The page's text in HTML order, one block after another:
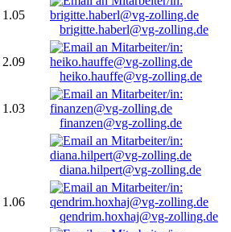
1.05
brigitte.haberl@vg-zolling.de
2.09
heiko.hauffe@vg-zolling.de
1.03
finanzen@vg-zolling.de
diana.hilpert@vg-zolling.de
1.06
qendrim.hoxhaj@vg-zolling.de